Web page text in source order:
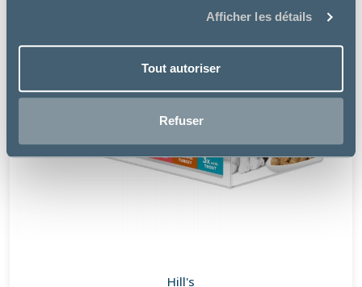
Afficher les détails
Tout autoriser
Refuser
Hill's